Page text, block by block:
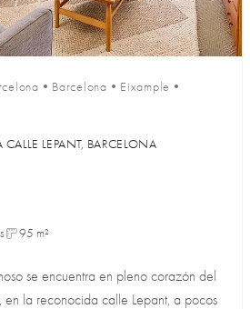
• Barcelona • Eixample •
LEPANT, BARCELONA
95 m²
se encuentra en pleno corazón del
en la reconocida calle Lepant, a pocos